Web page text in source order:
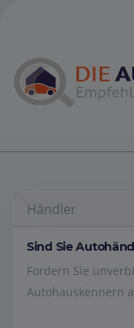
Händler
Sind Sie
Fordern Sie
Autohauskennern